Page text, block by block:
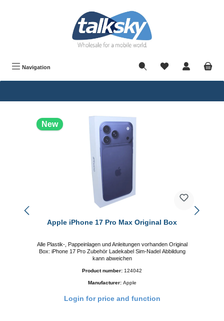
Navigation
New
Apple iPhone 17 Pro Max Original Box
Alle Plastik-, Pappeinlagen und Anleitungen vorhanden Original
Box: iPhone 17 Pro Zubehör Ladekabel Sim-Nadel Abbildung
kann abweichen
Product number: 124042
Manufacturer: Apple
Login for price and function